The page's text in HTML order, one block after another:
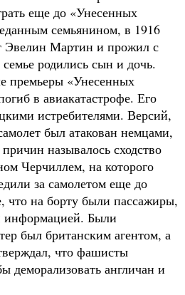
еще до «Унесенных
семьянином, в 1916
Эвелин Мартин и прожил с
родились сын и дочь.
премьеры «Унесенных
в авиакатастрофе. Его
истребителями. Версий,
был атакован немцами,
называлось сходство
Черчиллем, на которого
за самолетом еще до
что на борту были пассажиры,
информацией. Были
был британским агентом, а
что фашисты
деморализовать англичан и